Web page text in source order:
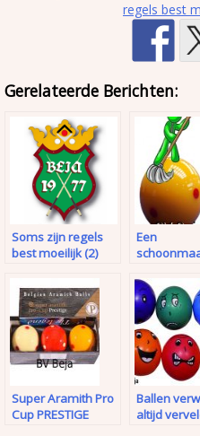
regels best
Gerelateerde Berichten:
Soms zijn regels
best moeilijk (2)
Een
Super Aramith Pro
Cup PRESTIGE
Ballen
altijd